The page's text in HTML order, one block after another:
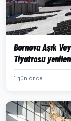
Bornova Aşık
Tiyatrosu
1 gün önce